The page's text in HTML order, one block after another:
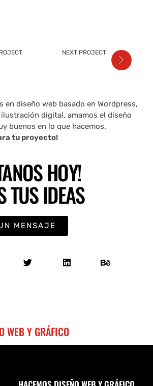
NEXT PROJECT
en diseño web basado en Wordpress,
digital, amamos el diseño
buenos en lo que hacemos.
tu proyecto!
HOY!
TUS IDEAS
MENSAJE
WEB Y GRÁFICO